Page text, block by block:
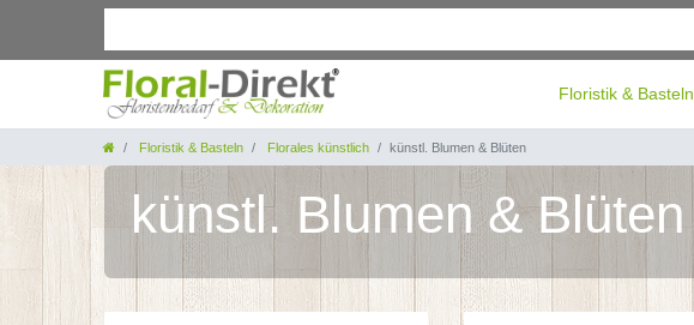
Floristik & Basteln
Floristik & Basteln Florales künstlich künstl. Blumen & Blüten
künstl. Blumen & Blüten